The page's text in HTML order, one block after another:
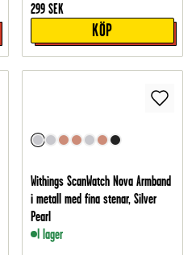
299 SEK
KÖP
Withings ScanWatch Nova Armband
i metall med fina stenar, Silver
Pearl
I lager